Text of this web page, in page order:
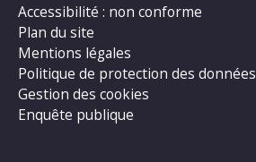
Accessibilité : non conforme
Plan du site
Mentions légales
Politique de protection des données
Gestion des cookies
Enquête publique